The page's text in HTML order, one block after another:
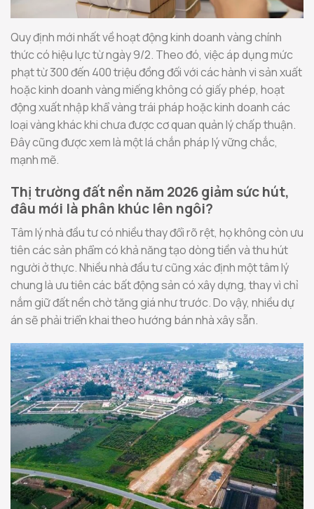
Quy định mới nhất về hoạt động kinh doanh vàng chính
thức có hiệu lực từ ngày 9/2. Theo đó, việc áp dụng mức
phạt từ 300 đến 400 triệu đồng đối với các hành vi sản xuất
hoặc kinh doanh vàng miếng không có giấy phép, hoạt
động xuất nhập khẩ vàng trái pháp hoặc kinh doanh các
loại vàng khác khi chưa được cơ quan quản lý chấp thuận.
Đây cũng được xem là một lá chắn pháp lý vững chắc,
mạnh mẽ.
Thị trường đất nền năm 2026 giảm sức hút,
đâu mới là phân khúc lên ngôi?
Tâm lý nhà đầu tư có nhiều thay đổi rõ rệt, họ không còn ưu
tiên các sản phẩm có khả năng tạo dòng tiền và thu hút
người ở thực. Nhiều nhà đầu tư cũng xác định một tâm lý
chung là ưu tiên các bất động sản có xây dựng, thay vì chỉ
nắm giữ đất nền chờ tăng giá như trước. Do vậy, nhiều dự
án sẽ phải triển khai theo hướng bán nhà xây sẵn.